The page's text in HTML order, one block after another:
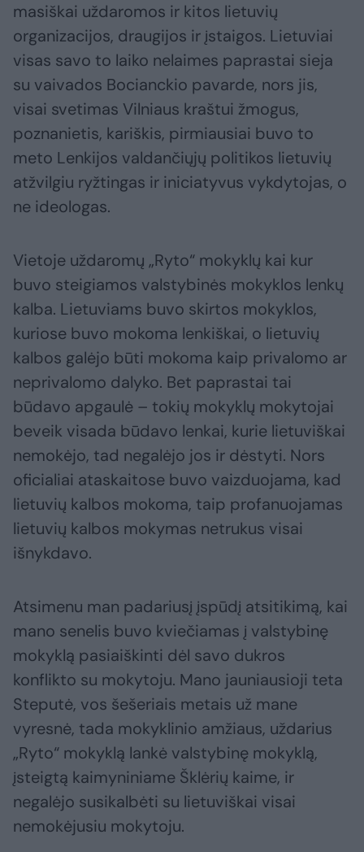
masiškai uždaromos ir kitos lietuvių
organizacijos, draugijos ir įstaigos. Lietuviai
visas savo to laiko nelaimes paprastai sieja
su vaivados Bocianckio pavarde, nors jis,
visai svetimas Vilniaus kraštui žmogus,
poznanietis, kariškis, pirmiausiai buvo to
meto Lenkijos valdančiųjų politikos lietuvių
atžvilgiu ryžtingas ir iniciatyvus vykdytojas, o
ne ideologas.
Vietoje uždaromų „Ryto“ mokyklų kai kur
buvo steigiamos valstybinės mokyklos lenkų
kalba. Lietuviams buvo skirtos mokyklos,
kuriose buvo mokoma lenkiškai, o lietuvių
kalbos galėjo būti mokoma kaip privalomo ar
neprivalomo dalyko. Bet paprastai tai
būdavo apgaulė – tokių mokyklų mokytojai
beveik visada būdavo lenkai, kurie lietuviškai
nemokėjo, tad negalėjo jos ir dėstyti. Nors
oficialiai ataskaitose buvo vaizduojama, kad
lietuvių kalbos mokoma, taip profanuojamas
lietuvių kalbos mokymas netrukus visai
išnykdavo.
Atsimenu man padariusį įspūdį atsitikimą, kai
mano senelis buvo kviečiamas į valstybinę
mokyklą pasiaiškinti dėl savo dukros
konflikto su mokytoju. Mano jauniausioji teta
Steputė, vos šešeriais metais už mane
vyresnė, tada mokyklinio amžiaus, uždarius
„Ryto“ mokyklą lankė valstybinę mokyklą,
įsteigtą kaimyniniame Šklėrių kaime, ir
negalėjo susikalbėti su lietuviškai visai
nemokėjusiu mokytoju.